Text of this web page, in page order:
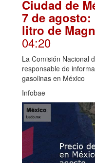
Ciudad de
7 de
litro de
04:20
La Comisión Nacional
responsable de
gasolinas en México
Infobae